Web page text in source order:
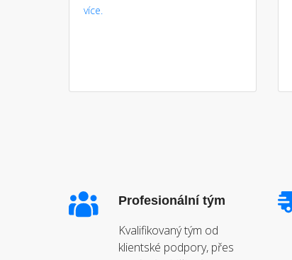
více.
Profesionální tým
Kvalifikovaný tým od
klientské podpory, přes